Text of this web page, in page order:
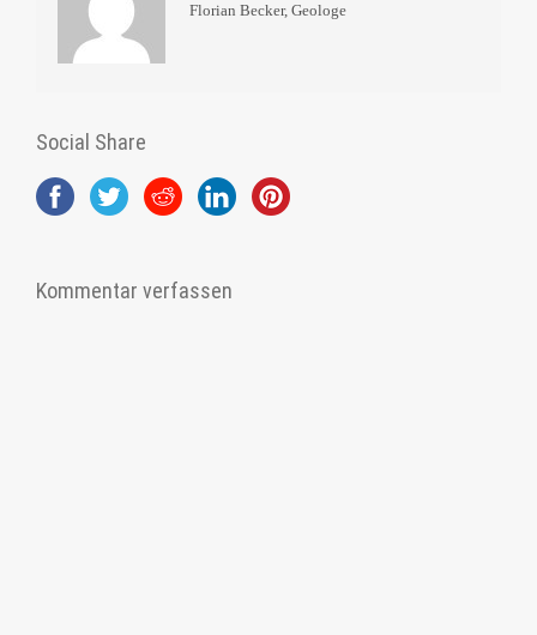
Florian Becker, Geologe
Social Share
Kommentar verfassen